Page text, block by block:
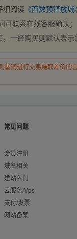
细阅读 《西数预释放
可联系在线客服确认；
一经购买则默认表
漏洞进行交易赚取差价的
常见问题
会员注册
域名相关
建站入门
云服务/Vps
支付/发票
网站备案